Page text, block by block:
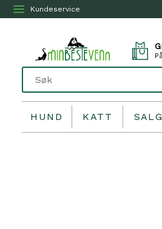
Kundeservice
HUND KATT SALG